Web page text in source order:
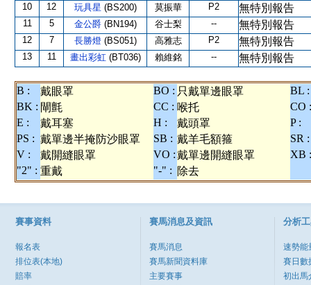
10 12 玩具星 (BS200) 莫振華 P2 無特別報告
11 5 金公爵 (BN194) 谷士梨 -- 無特別報告
12 7 長勝燈 (BS051) 高雅志 P2 無特別報告
13 11 畫出彩虹 (BT036) 賴維銘 -- 無特別報告
B : 戴眼罩 BO : 只戴單邊眼罩
BL :
BK : 閘氈 CC : 喉托
CO :
E :
戴耳塞 H : 戴頭罩
P :
PS : 戴單邊半掩防沙眼罩 SB : 戴羊毛額箍
SR :
V :
戴開縫眼罩 VO :戴單邊開縫眼罩
XB :
"2" : 重戴 "-" : 除去
賽事資料
報名表
排位表(本地)
賠率
賽馬消息及資訊
賽馬消息
賽馬新聞資料庫
主要賽事
分析
速勢能
賽日數
初出馬